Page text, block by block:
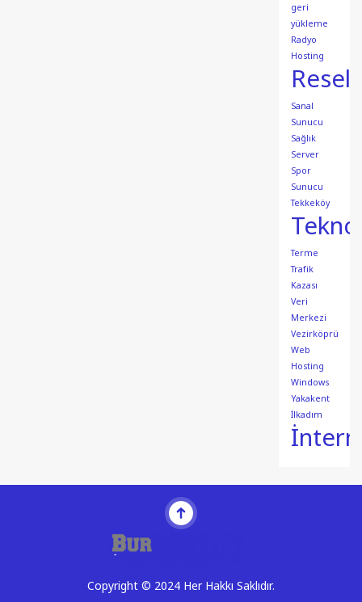
geri
yükleme
Radyo
Hosting
Sanal
Sunucu
Sağlık
Server
Spor
Sunucu
Tekkeköy
Terme
Trafik
Kazası
Veri
Merkezi
Vezirköprü
Web
Hosting
Windows
Yakakent
İlkadım
Copyright © 2024 Her Hakkı Saklıdır.